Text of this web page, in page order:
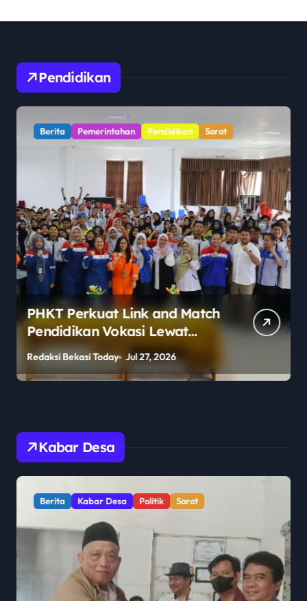
Pendidikan
Berita Pemerintahan Pendidikan Sorot
PHKT Perkuat Link and Match
Pendidikan Vokasi Lewat
Program Guru Tamu di SMKN
2 Penajam Paser Utara
Redaksi Bekasi Today Jul 27, 2026
Kabar Desa
Berita Kabar Desa Politik Sorot